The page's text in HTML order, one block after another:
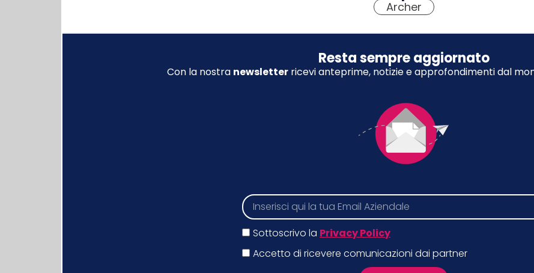
Archer
Resta sempre aggiornato
Con la nostra newsletterricevi anteprime, notizie e approfondimenti dal
Sottoscrivo la Privacy Policy
Accetto di ricevere comunicazioni dai partner